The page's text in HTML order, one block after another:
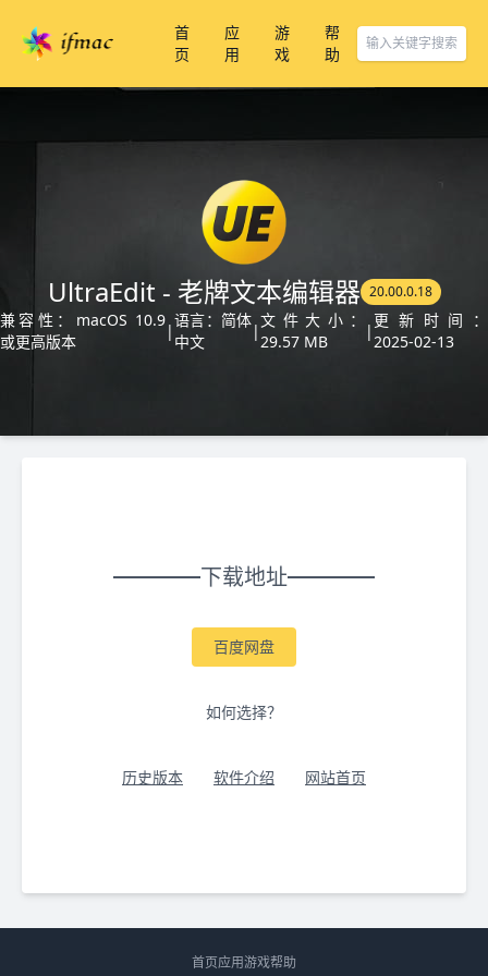
首
页
应
用
游
戏
帮
助
UltraEdit - 老牌文本编辑器 20.00.0.18
兼容性：macOS 10.9
或更高版本
|
语言：简体
中文
|
文件大小：
29.57 MB
|
更新时间：
2025-02-13
下载地址
百度网盘
如何选择？
历史版本 软件介绍 网站首页
首页应用游戏帮助